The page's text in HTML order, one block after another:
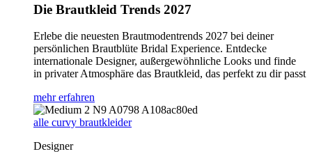
Die Brautkleid Trends 2027
Erlebe die neuesten Brautmodentrends 2027 bei deiner
persönlichen Brautblüte Bridal Experience. Entdecke
internationale Designer, außergewöhnliche Looks und finde
in privater Atmosphäre das Brautkleid, das perfekt zu dir passt
mehr erfahren
alle curvy brautkleider
Designer